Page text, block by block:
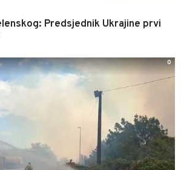
Predsjednik Ukrajine prvi
0